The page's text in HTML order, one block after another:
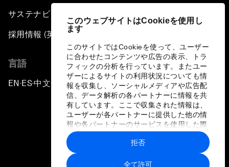
このウェブサイトはCookieを使用し
ます
このサイトではCookieを使って、ユーザー
に合わせたコンテンツや広告の表示、トラ
フィックの分析を行っています。またユー
ザーによるサイトの利用状況についても情
報を収集し、ソーシャルメディアや広告配
信、データ解析の各パートナーに情報を共
有しています。ここで収集された情報は、
ユーザーが各パートナーに提供した他の情
報や各パートナーのサービスを使用した際
に収集された情報と組み合わされ、各パー
トナーによって使用されることがありま
す。
全て許可
拒否
サステナビリティへの取り組み
採用情報 (英語のみ)
言語
EN ▪ES▪中文▪ 日本語
プライバシーポリシーと利用規約